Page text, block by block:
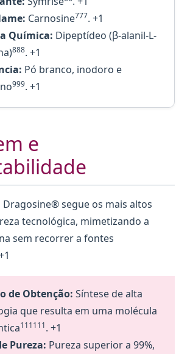
Carnosine777. +1
Química: Dipeptídeo (β-alanil-L-
888. +1
Pó branco, inodoro e
999. +1
e
segue os mais altos
tecnológica, mimetizando a
sem recorrer a fontes
de Obtenção: Síntese de alta
que resulta em uma molécula
111111. +1
Pureza: Pureza superior a 99%,